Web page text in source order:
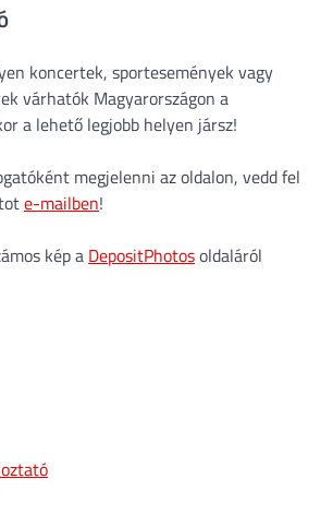
koncertek, sportesemények vagy
várhatók Magyarországon a
a lehető legjobb helyen jársz!
megjelenni az oldalon, vedd fel
e-mailben!
kép a DepositPhotosoldaláról